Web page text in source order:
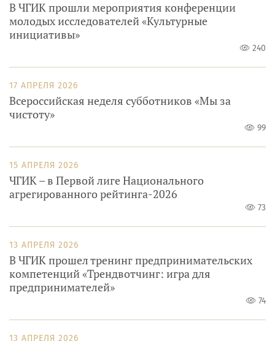
В ЧГИК прошли мероприятия конференции
молодых исследователей «Культурные
инициативы»
240
17 АПРЕЛЯ 2026
Всероссийская неделя субботников «Мы за
чистоту»
99
15 АПРЕЛЯ 2026
ЧГИК – в Первой лиге Национального
агрегированного рейтинга-2026
73
13 АПРЕЛЯ 2026
В ЧГИК прошел тренинг предпринимательских
компетенций «Трендвотчинг: игра для
предпринимателей»
74
13 АПРЕЛЯ 2026